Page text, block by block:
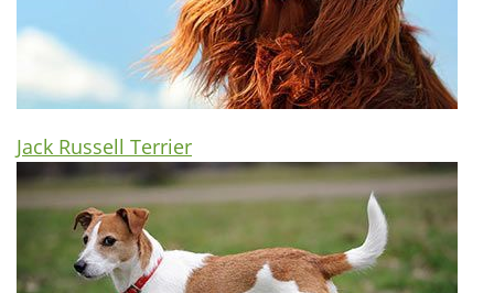
Jack Russell Terrier